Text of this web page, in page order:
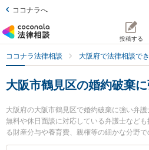
ココナラへ
投稿する
ココナラ法律相談 大阪府で法律相談で
大阪市鶴見区の婚約破棄
大阪府の大阪市鶴見区で婚約破棄に強い弁
無料や休日面談に対応している弁護士など
る財産分与や養育費、親権等の細かな分野で
特に弁護士法人 大阪鶴見法律事務所の岸 秀